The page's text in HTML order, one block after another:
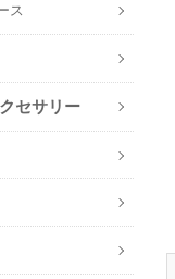
ス
セサリー